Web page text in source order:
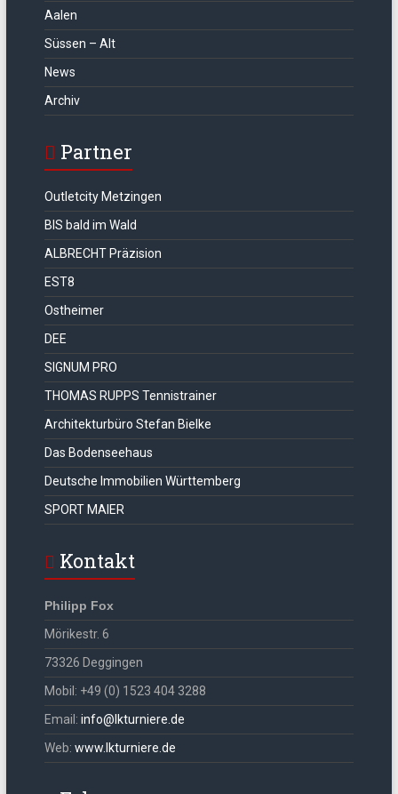
Aalen
Süssen – Alt
News
Archiv
Partner
Outletcity Metzingen
BIS bald im Wald
ALBRECHT Präzision
EST8
Ostheimer
DEE
SIGNUM PRO
THOMAS RUPPS Tennistrainer
Architekturbüro Stefan Bielke
Das Bodenseehaus
Deutsche Immobilien Württemberg
SPORT MAIER
Kontakt
Philipp Fox
Mörikestr. 6
73326 Deggingen
Mobil: +49 (0) 1523 404 3288
Email: info@lkturniere.de
Web: www.lkturniere.de